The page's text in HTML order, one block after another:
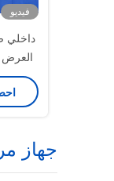
فيديو
جهاز